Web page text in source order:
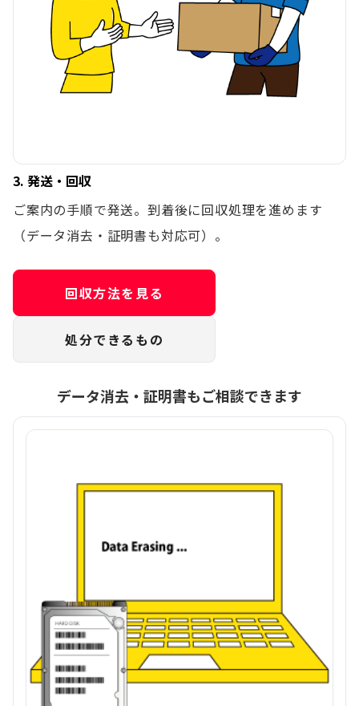
3. 発送・回収
ご案内の手順で発送。到着後に回収処理を進めます
（データ消去・証明書も対応可）。
回収方法を見る
処分できるもの
データ消去・証明書もご相談できます